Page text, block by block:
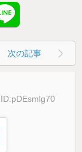
次の記事